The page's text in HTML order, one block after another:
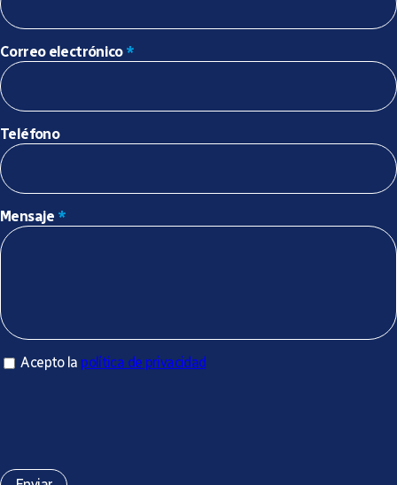
Correo electrónico *
Teléfono
Mensaje *
Acepto la política de privacidad
Acepto la política de privacidad